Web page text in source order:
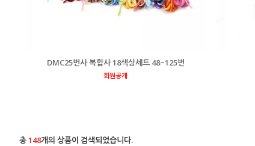
DMC25번사 복합사 18색상세트 48~125번
회원공개
총148개의 상품이 검색되었습니다.